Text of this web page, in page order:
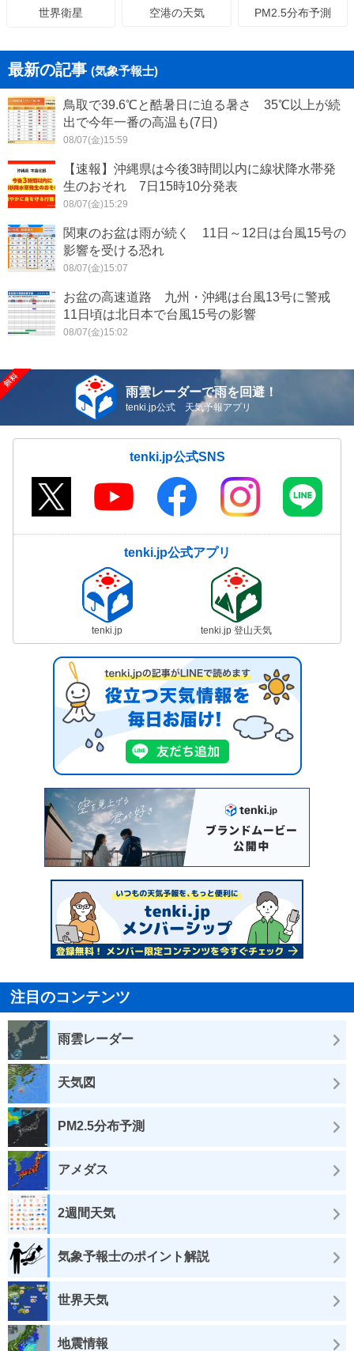
世界衛星 空港の天気 PM2.5分布予測
最新の記事 (気象予報士)
鳥取で39.6℃と酷暑日に迫る暑さ 35℃以上が続
出で今年一番の高温も(7日)
08/07(金)15:59
【速報】沖縄県は今後3時間以内に線状降水帯発
生のおそれ 7日15時10分発表
08/07(金)15:29
関東のお盆は雨が続く 11日～12日は台風15号の
影響を受ける恐れ
08/07(金)15:07
お盆の高速道路 九州・沖縄は台風13号に警戒
11日頃は北日本で台風15号の影響
08/07(金)15:02
雨雲レーダーで雨を回避！
tenki.jp公式 天気予報アプリ
tenki.jp公式SNS
tenki.jp公式アプリ
tenki.jp tenki.jp 登山天気
注目のコンテンツ
雨雲レーダー
天気図
PM2.5分布予測
アメダス
2週間天気
気象予報士のポイント解説
世界天気
地震情報